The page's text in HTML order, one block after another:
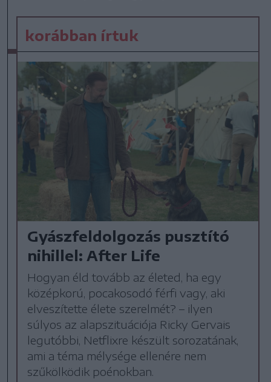
korábban írtuk
Gyászfeldolgozás pusztító
nihillel: After Life
Hogyan éld tovább az életed, ha egy
középkorú, pocakosodó férfi vagy, aki
elveszítette élete szerelmét? – ilyen
súlyos az alapszituációja Ricky Gervais
legutóbbi, Netflixre készült sorozatának,
ami a téma mélysége ellenére nem
szűkölködik poénokban.